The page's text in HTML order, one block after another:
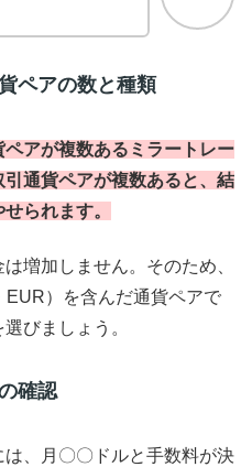
ペアの数と種類
アが複数あるミラートレー
引通貨ペアが複数あると、結
られます。
増加しません。そのため、
EUR）を含んだ通貨ペアで
びましょう。
確認
、月〇〇ドルと手数料が決